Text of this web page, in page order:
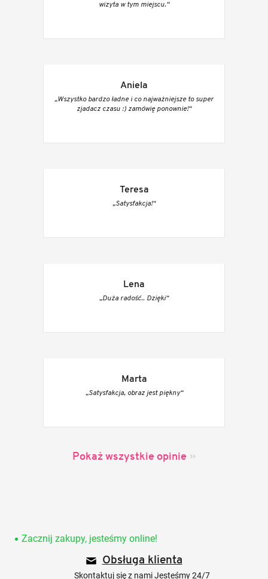
wizyta w tym miejscu.“
Aniela
„Wszystko bardzo ładne i co najważniejsze to super
zjadacz czasu :) zamówię ponownie!“
Teresa
„Satysfakcja!“
Lena
„Duża radość.. Dzięki“
Marta
„Satysfakcja, obraz jest piękny“
Pokaż wszystkie opinie
Zacznij zakupy, jesteśmy online!
Obsługa klienta
Skontaktuj się z nami Jesteśmy 24/7